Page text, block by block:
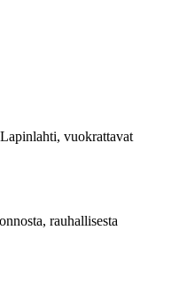
vuokrattavat
rauhallisesta